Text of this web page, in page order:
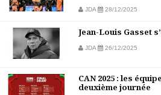
JDA 28/12/2025
Jean-Louis Gasset
JDA 26/12/2025
CAN 2025 : les
deuxième journée